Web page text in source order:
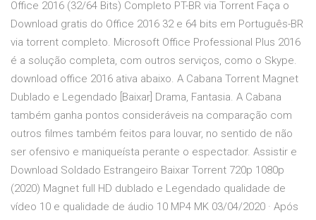
Office 2016 (32/64 Bits) Completo PT-BR via Torrent Faça o
Download gratis do Office 2016 32 e 64 bits em Português-BR
via torrent completo. Microsoft Office Professional Plus 2016
é a solução completa, com outros serviços, como o Skype.
download office 2016 ativa abaixo. A Cabana Torrent Magnet
Dublado e Legendado [Baixar] Drama, Fantasia. A Cabana
também ganha pontos consideráveis na comparação com
outros filmes também feitos para louvar, no sentido de não
ser ofensivo e maniqueísta perante o espectador. Assistir e
Download Soldado Estrangeiro Baixar Torrent 720p 1080p
(2020) Magnet full HD dublado e Legendado qualidade de
vídeo 10 e qualidade de áudio 10 MP4 MK 03/04/2020 · Após